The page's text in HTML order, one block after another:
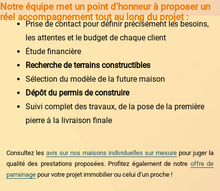
Notre équipe met un point d’honneur à proposer un
réel accompagnement tout au long du projet :
Prise de contact pour définir précisément les besoins,
les attentes et le budget de chaque client
Étude financière
Recherche de terrains constructibles
Sélection du modèle de la future maison
Dépôt du permis de construire
Suivi complet des travaux, de la pose de la première
pierre à la livraison finale
Consultez les avis sur nos maisons individuelles sur mesure pour juger la
qualité des prestations proposées. Profitez également de notre offre de
parrainage pour votre projet immobilier ou celui d’un proche !